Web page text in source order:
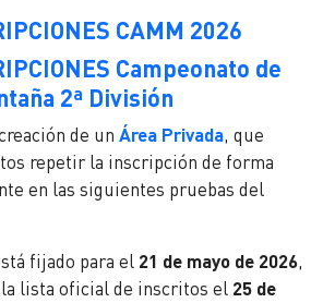
CAMM 2026
Campeonato de
2ª División
de un Área Privada, que
repetir la inscripción de forma
en las siguientes pruebas del
fijado para el 21 de mayo de 2026,
lista oficial de inscritos el 25 de